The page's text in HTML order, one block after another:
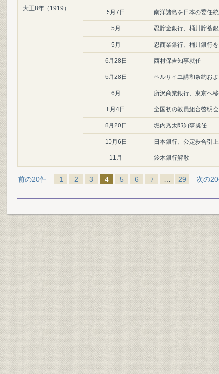
大正8年（1919）
5月7日 南洋諸島を日本の委任
5月 忍貯金銀行、桶川貯蓄
5月 忍商業銀行、桶川銀行
6月28日 西村保吉知事就任
6月28日 ベルサイユ講和条約お
6月 所沢商業銀行、東京へ
8月4日 全国初の教員組合啓明
8月20日 堀内秀太郎知事就任
10月6日 日本銀行、公定歩合引
11月 鈴木銀行解散
前の20件 1 2 3 4 5 6 7 29 次の